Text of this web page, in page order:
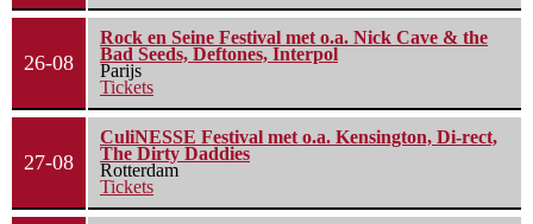
26-08
Rock en Seine Festival met o.a. Nick Cave & the
Bad Seeds, Deftones, Interpol
Parijs
Tickets
27-08
CuliNESSE Festival met o.a. Kensington, Di-rect,
The Dirty Daddies
Rotterdam
Tickets